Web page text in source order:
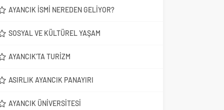
AYANCIK İSMI NEREDEN GELIYOR?
SOSYAL VE KÜLTÜREL YAŞAM
AYANCIK’TA TURIZM
ASIRLIK AYANCIK PANAYIRI
AYANCIK ÜNIVERSITESI